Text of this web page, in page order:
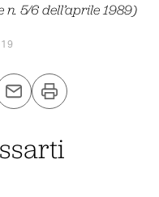
5/6 dell’aprile 1989)